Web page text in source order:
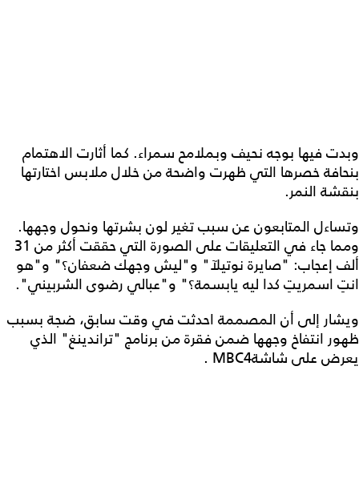
وبدت فيها بوجه نحيف وبملامح سمراء. كما أثارت الاهتمام
بنحافة خصرها التي ظهرت واضحة من خلال ملابس اختارتها
بنقشة النمر.
وتساءل المتابعون عن سبب تغير لون بشرتها ونحول وجهها.
ومما جاء في التعليقات على الصورة التي حققت أكثر من 31
ألف إعجاب: "صايرة نوتيلآ" و"ليش وجهك ضعفان؟" و"هو
انتِ اسمريتِ كدا ليه يابسمة؟" و"عبالي رضوى الشربيني".
ويشار إلى أن المصممة احدثت في وقت سابق، ضجة بسبب
ظهور انتفاخ وجهها ضمن فقرة من برنامج "تراندينغ" الذي
يعرض على شاشةMBC4 .